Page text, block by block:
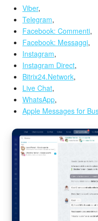
Viber,
Telegram,
Facebook: Commenti,
Facebook: Messaggi,
Instagram,
Instagram Direct,
Bitrix24.Network,
Live Chat,
WhatsApp,
Apple Messages for